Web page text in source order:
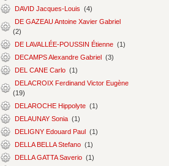
DAVID Jacques-Louis (4)
DE GAZEAU Antoine Xavier Gabriel
(2)
DE LAVALLÉE-POUSSIN Étienne (1)
DECAMPS Alexandre Gabriel (3)
DEL CANE Carlo (1)
DELACROIX Ferdinand Victor Eugène
(19)
DELAROCHE Hippolyte (1)
DELAUNAY Sonia (1)
DELIGNY Edouard Paul (1)
DELLA BELLA Stefano (1)
DELLA GATTA Saverio (1)